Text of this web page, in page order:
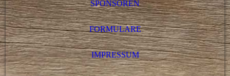
SPONSOREN
FORMULARE
IMPRESSUM